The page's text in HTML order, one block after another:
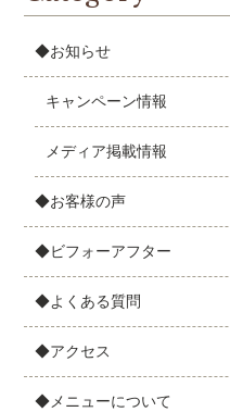
◆お知らせ
キャンペーン情報
メディア掲載情報
◆お客様の声
◆ビフォーアフター
◆よくある質問
◆アクセス
◆メニューについて